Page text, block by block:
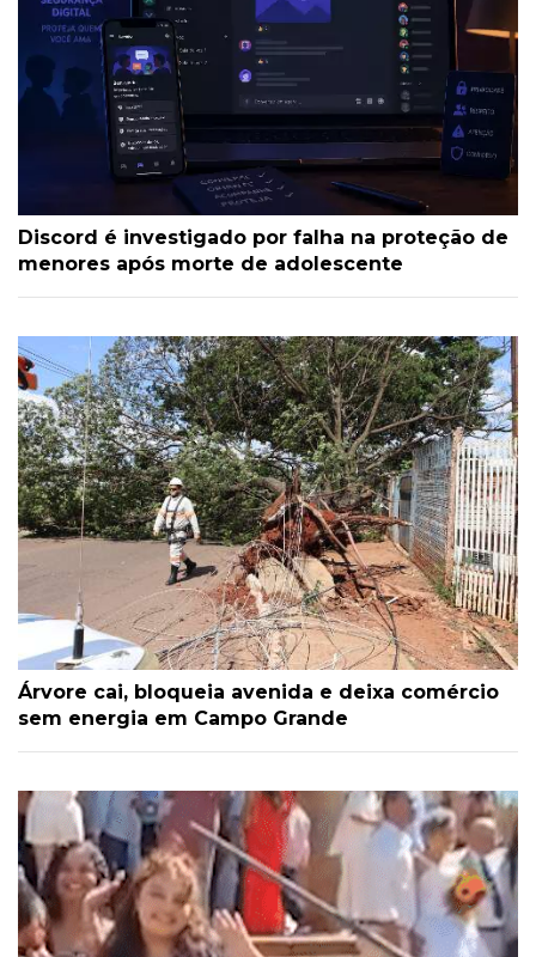
Discord é investigado por falha na proteção de
menores após morte de adolescente
Árvore cai, bloqueia avenida e deixa comércio
sem energia em Campo Grande